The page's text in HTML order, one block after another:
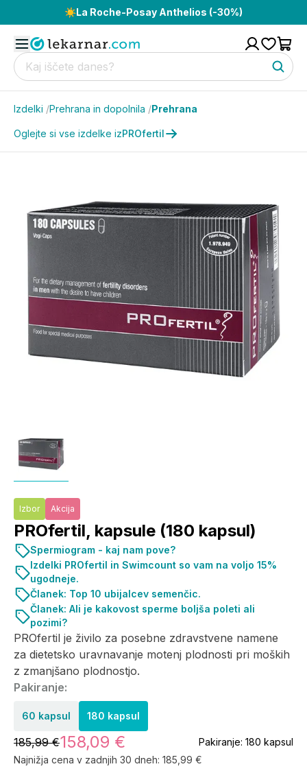
☀️La Roche-Posay Anthelios (-30%)
Izdelki /Prehrana in dopolnila /Prehrana
Oglejte si vse izdelke izPROfertil
Izbor Akcija
PROfertil, kapsule (180 kapsul)
PROfertil je živilo za posebne zdravstvene namene
za dietetsko uravnavanje motenj plodnosti pri moških
z zmanjšano plodnostjo.
Pakiranje:
60 kapsul 180 kapsul
185,99 €158,09 € Pakiranje: 180 kapsul
Najnižja cena v zadnjih 30 dneh: 185,99 €
Spermiogram - kaj nam pove?
Izdelki PROfertil in Swimcount so vam na voljo 15%
ugodneje.
Članek: Top 10 ubijalcev semenčic.
Članek: Ali je kakovost sperme boljša poleti ali
pozimi?